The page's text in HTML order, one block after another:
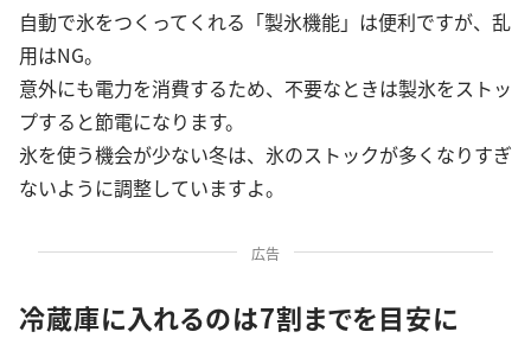
自動で氷をつくってくれる「製氷機能」は便利ですが、乱
用はNG。
意外にも電力を消費するため、不要なときは製氷をストッ
プすると節電になります。
氷を使う機会が少ない冬は、氷のストックが多くなりすぎ
ないように調整していますよ。
広告
冷蔵庫に入れるのは7割までを目安に